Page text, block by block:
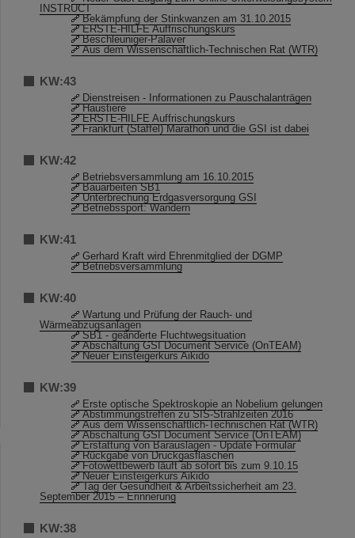
INSTRUCT
Bekämpfung der Stinkwanzen am 31.10.2015
ERSTE-HILFE Auffrischungskurs
Beschleuniger-Palaver
Aus dem Wissenschaftlich-Technischen Rat (WTR)
KW:43
Dienstreisen - Informationen zu Pauschalanträgen
Haustiere
ERSTE-HILFE Auffrischungskurs
Frankfurt (Staffel) Marathon und die GSI ist dabei
KW:42
Betriebsversammlung am 16.10.2015
Bauarbeiten SB1
Unterbrechung Erdgasversorgung GSI
Betriebssport: Wandern
KW:41
Gerhard Kraft wird Ehrenmitglied der DGMP
Betriebsversammlung
KW:40
Wartung und Prüfung der Rauch- und
Wärmeabzugsanlagen
SB1 - geänderte Fluchtwegsituation
Abschaltung GSI Document Service (OnTEAM)
Neuer Einsteigerkurs Aikido
KW:39
Erste optische Spektroskopie an Nobelium gelungen
Abstimmungstreffen zu SIS-Strahlzeiten 2016
Aus dem Wissenschaftlich-Technischen Rat (WTR)
Abschaltung GSI Document Service (OnTEAM)
Erstattung von Barauslagen - Update Formular
Rückgabe von Druckgasflaschen
Fotowettbewerb läuft ab sofort bis zum 9.10.15
Neuer Einsteigerkurs Aikido
Tag der Gesundheit & Arbeitssicherheit am 23.
September 2015 – Erinnerung
KW:38